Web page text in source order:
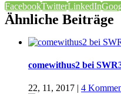
FacebookTwitterLinkedIn
Ähnliche Beiträge
comewithus2 bei
22, 11, 2017 | 4